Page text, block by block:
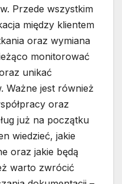
Przede wszystkim
między klientem
oraz wymiana
monitorować
unikać
Ważne jest również
oraz
już na początku
wiedzieć, jakie
oraz jakie będą
warto zwrócić